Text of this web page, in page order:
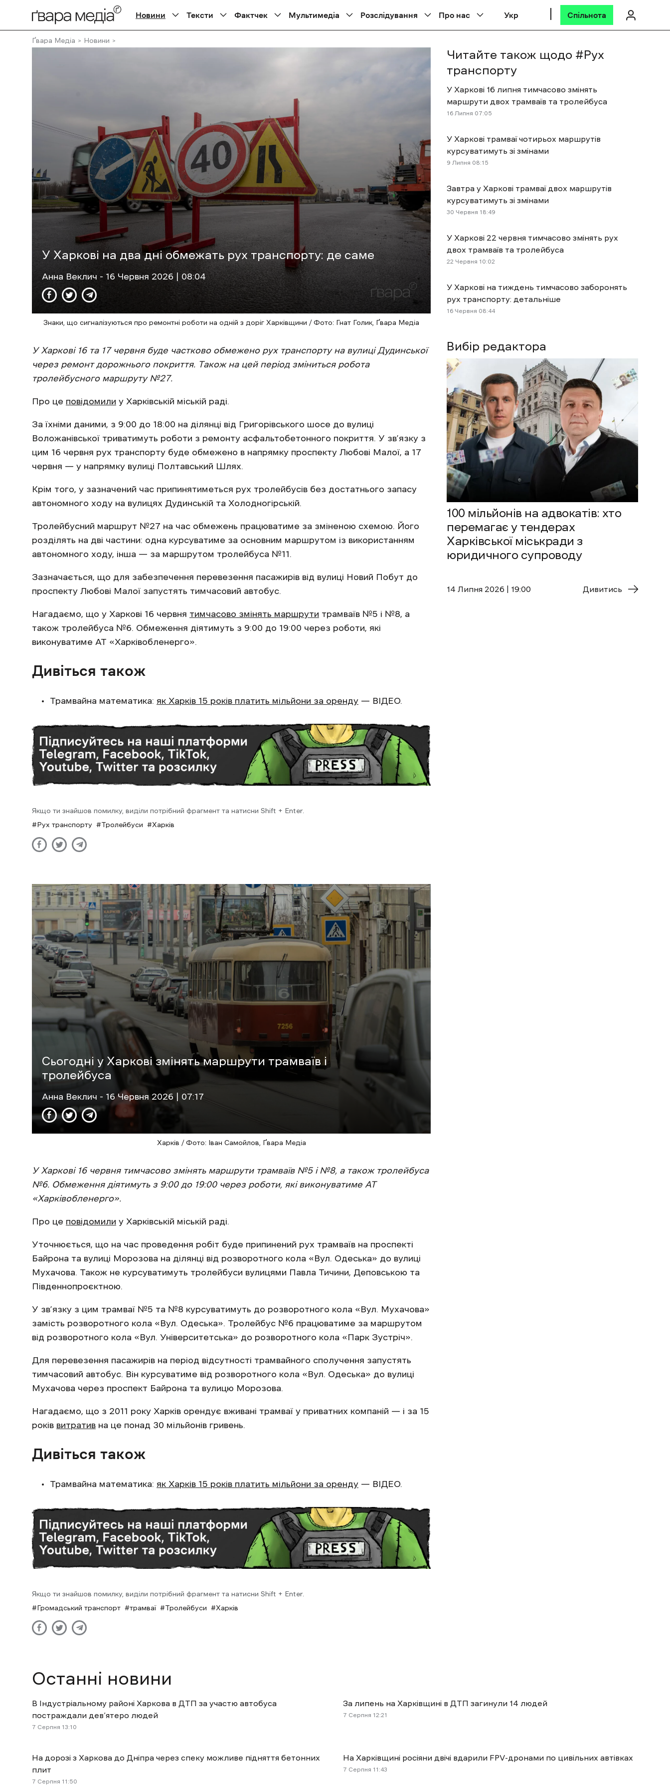
Новини Тексти Фактчек Мультимедіа Розслідування Про нас Укр Спільнота
Ґвара Медіа Новини
У Харкові на два дні обмежать рух транспорту: де саме
Анна Веклич - 16 Червня 2026 | 08:04
Знаки, що сигналізуються про ремонтні роботи на одній з доріг Харківщини / Фото: Гнат Голик, Ґвара Медіа
У Харкові 16 та 17 червня буде частково обмежено рух транспорту на вулиці Дудинської
через ремонт дорожнього покриття. Також на цей період зміниться робота
тролейбусного маршруту №27.
Про це повідомили у Харківській міській раді.
За їхніми даними, з 9:00 до 18:00 на ділянці від Григорівського шосе до вулиці
Воложанівської триватимуть роботи з ремонту асфальтобетонного покриття. У зв’язку з
цим 16 червня рух транспорту буде обмежено в напрямку проспекту Любові Малої, а 17
червня — у напрямку вулиці Полтавський Шлях.
Крім того, у зазначений час припинятиметься рух тролейбусів без достатнього запасу
автономного ходу на вулицях Дудинській та Холодногірській.
Тролейбусний маршрут №27 на час обмежень працюватиме за зміненою схемою. Його
розділять на дві частини: одна курсуватиме за основним маршрутом із використанням
автономного ходу, інша — за маршрутом тролейбуса №11.
Зазначається, що для забезпечення перевезення пасажирів від вулиці Новий Побут до
проспекту Любові Малої запустять тимчасовий автобус.
Нагадаємо, що у Харкові 16 червня тимчасово змінять маршрути трамваїв №5 і №8, а
також тролейбуса №6. Обмеження діятимуть з 9:00 до 19:00 через роботи, які
виконуватиме АТ «Харківобленерго».
Дивіться також
Трамвайна математика: як Харків 15 років платить мільйони за оренду — ВІДЕО.
Якщо ти знайшов помилку, виділи потрібний фрагмент та натисни Shift + Enter.
Рух транспорту
Тролейбуси Харків
Сьогодні у Харкові змінять маршрути трамваїв і
тролейбуса
Анна Веклич - 16 Червня 2026 | 07:17
Харків / Фото: Іван Самойлов, Ґвара Медіа
У Харкові 16 червня тимчасово змінять маршрути трамваїв №5 і №8, а також тролейбуса
№6. Обмеження діятимуть з 9:00 до 19:00 через роботи, які виконуватиме АТ
«Харківобленерго».
Про це повідомили у Харківській міській раді.
Уточнюється, що на час проведення робіт буде припинений рух трамваїв на проспекті
Байрона та вулиці Морозова на ділянці від розворотного кола «Вул. Одеська» до вулиці
Мухачова. Також не курсуватимуть тролейбуси вулицями Павла Тичини, Деповською та
Південнопроєктною.
У зв’язку з цим трамваї №5 та №8 курсуватимуть до розворотного кола «Вул. Мухачова»
замість розворотного кола «Вул. Одеська». Тролейбус №6 працюватиме за маршрутом
від розворотного кола «Вул. Університетська» до розворотного кола «Парк Зустріч».
Для перевезення пасажирів на період відсутності трамвайного сполучення запустять
тимчасовий автобус. Він курсуватиме від розворотного кола «Вул. Одеська» до вулиці
Мухачова через проспект Байрона та вулицю Морозова.
Нагадаємо, що з 2011 року Харків орендує вживані трамваї у приватних компаній — і за 15
років витратив на це понад 30 мільйонів гривень.
Дивіться також
Трамвайна математика: як Харків 15 років платить мільйони за оренду — ВІДЕО.
Якщо ти знайшов помилку, виділи потрібний фрагмент та натисни Shift + Enter.
Громадський транспорт
трамваї Тролейбуси Харків
Вибір редактора
100 мільйонів на адвокатів: хто
перемагає у тендерах
Харківської міськради з
юридичного супроводу
14 Липня 2026 | 19:00 Дивитись
Читайте також щодо # Рух
транспорту
У Харкові 16 липня тимчасово змінять
маршрути двох трамваїв та тролейбуса
16 Липня 07:05
У Харкові трамваї чотирьох маршрутів
курсуватимуть зі змінами
9 Липня 08:15
Завтра у Харкові трамваї двох маршрутів
курсуватимуть зі змінами
30 Червня 18:49
У Харкові 22 червня тимчасово змінять рух
двох трамваїв та тролейбуса
22 Червня 10:02
У Харкові на тиждень тимчасово заборонять
рух транспорту: детальніше
16 Червня 08:44
Останні новини
В Індустріальному районі Харкова в ДТП за участю автобуса
постраждали дев’ятеро людей
7 Cерпня 13:10
За липень на Харківщині в ДТП загинули 14 людей
7 Cерпня 12:21
На дорозі з Харкова до Дніпра через спеку можливе підняття бетонних
плит
7 Cерпня 11:50
На Харківщині росіяни двічі вдарили FPV-дронами по цивільних автівках
7 Cерпня 11:43